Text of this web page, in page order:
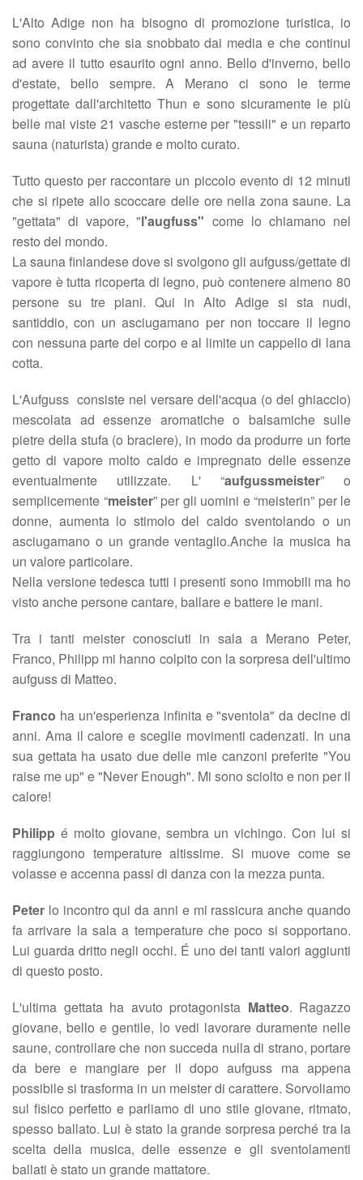
L'Alto Adige non ha bisogno di promozione turistica, io
sono convinto che sia snobbato dai media e che continui
ad avere il tutto esaurito ogni anno. Bello d'inverno, bello
d'estate, bello sempre. A Merano ci sono le terme
progettate dall'architetto Thun e sono sicuramente le più
belle mai viste 21 vasche esterne per "tessili" e un reparto
sauna (naturista) grande e molto curato.
Tutto questo per raccontare un piccolo evento di 12 minuti
che si ripete allo scoccare delle ore nella zona saune. La
"gettata" di vapore, "l'augfuss" come lo chiamano nel
resto del mondo.
La sauna finlandese dove si svolgono gli aufguss/gettate di
vapore è tutta ricoperta di legno, può contenere almeno 80
persone su tre piani. Qui in Alto Adige si sta nudi,
santiddio, con un asciugamano per non toccare il legno
con nessuna parte del corpo e al limite un cappello di lana
cotta.
L'Aufguss consiste nel versare dell'acqua (o del ghiaccio)
mescolata ad essenze aromatiche o balsamiche sulle
pietre della stufa (o braciere), in modo da produrre un forte
getto di vapore molto caldo e impregnato delle essenze
eventualmente utilizzate. L' “aufgussmeister” o
semplicemente “meister” per gli uomini e “meisterin” per le
donne, aumenta lo stimolo del caldo sventolando o un
asciugamano o un grande ventaglio.Anche la musica ha
un valore particolare.
Nella versione tedesca tutti i presenti sono immobili ma ho
visto anche persone cantare, ballare e battere le mani.
Tra i tanti meister conosciuti in sala a Merano Peter,
Franco, Philipp mi hanno colpito con la sorpresa dell'ultimo
aufguss di Matteo.
Franco ha un'esperienza infinita e "sventola" da decine di
anni. Ama il calore e sceglie movimenti cadenzati. In una
sua gettata ha usato due delle mie canzoni preferite "You
raise me up" e "Never Enough". Mi sono sciolto e non per il
calore!
Philipp é molto giovane, sembra un vichingo. Con lui si
raggiungono temperature altissime. Si muove come se
volasse e accenna passi di danza con la mezza punta.
Peter lo incontro qui da anni e mi rassicura anche quando
fa arrivare la sala a temperature che poco si sopportano.
Lui guarda dritto negli occhi. É uno dei tanti valori aggiunti
di questo posto.
L'ultima gettata ha avuto protagonista Matteo. Ragazzo
giovane, bello e gentile, lo vedi lavorare duramente nelle
saune, controllare che non succeda nulla di strano, portare
da bere e mangiare per il dopo aufguss ma appena
possibile si trasforma in un meister di carattere. Sorvoliamo
sul fisico perfetto e parliamo di uno stile giovane, ritmato,
spesso ballato. Lui è stato la grande sorpresa perché tra la
scelta della musica, delle essenze e gli sventolamenti
ballati è stato un grande mattatore.